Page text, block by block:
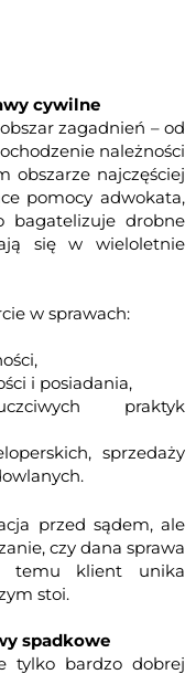
cywilne
zagadnień – od
należności
obszarze najczęściej
pomocy adwokata,
bagatelizuje drobne
się w wieloletnie
w sprawach:
i posiadania,
praktyk
sprzedaży
przed sądem, ale
czy dana sprawa
temu klient unika
stoi.
spadkowe
tylko bardzo dobrej